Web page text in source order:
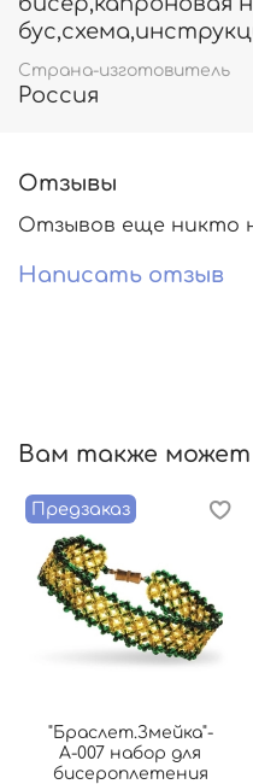
Страна-изготовитель
Россия
Отзывы
Отзывов еще никто
Написать отзыв
Вам также
Предзаказ
"Браслет.Змейка"-
А-007 набор для
бисероплетения